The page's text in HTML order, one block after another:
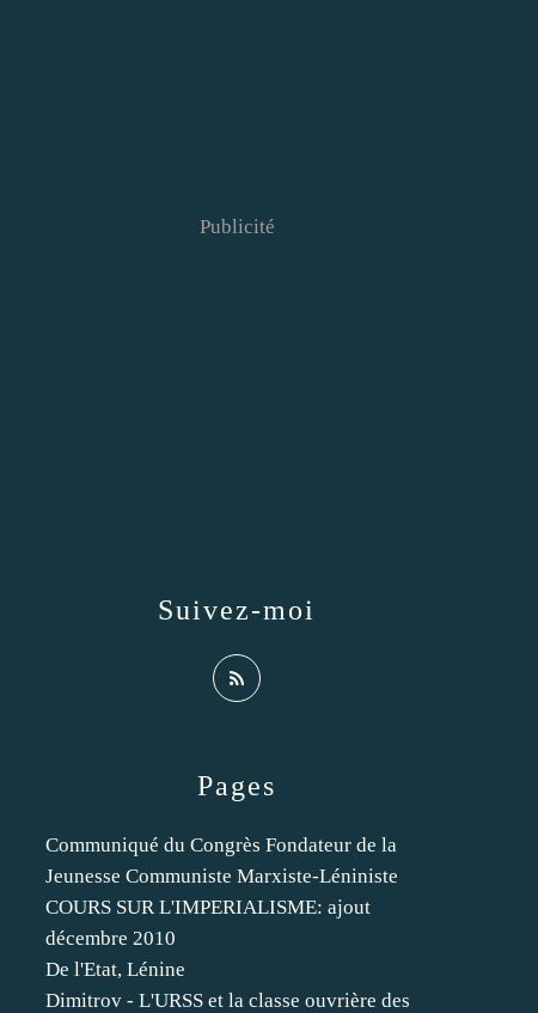
Pages
Communiqué du Congrès Fondateur de la
Jeunesse Communiste Marxiste-Léniniste
COURS SUR L'IMPERIALISME: ajout
décembre 2010
De l'Etat, Lénine
Dimitrov - L'URSS et la classe ouvrière des
Suivez-moi
Publicité